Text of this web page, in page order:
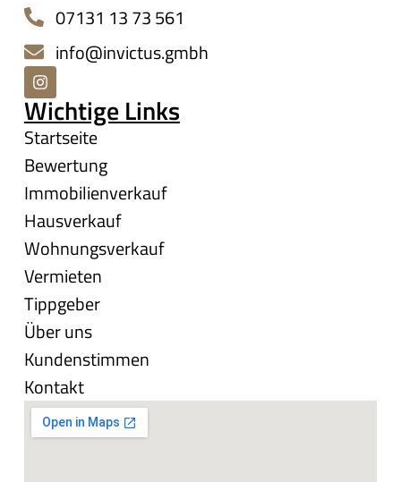
07131 13 73 561
info@invictus.gmbh
Wichtige Links
Startseite
Bewertung
Immobilienverkauf
Hausverkauf
Wohnungsverkauf
Vermieten
Tippgeber
Über uns
Kundenstimmen
Kontakt